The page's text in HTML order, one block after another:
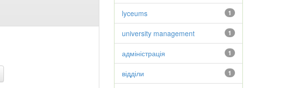
1
lyceums
1
university management
1
адміністрація
1
відділи